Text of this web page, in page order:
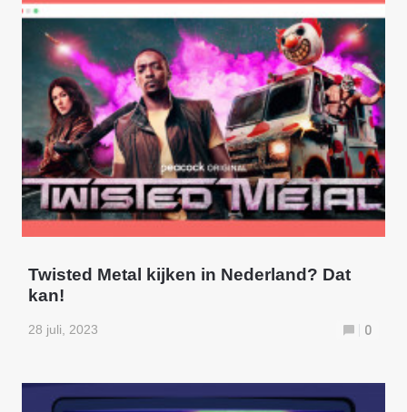
Twisted Metal kijken in Nederland? Dat
kan!
28 juli, 2023 0